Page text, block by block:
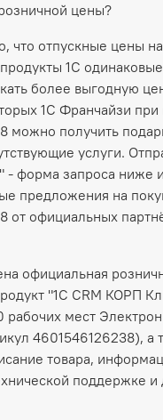
цены?
что отпускные цены на
1С одинаковые
более выгодную
1С Франчайзи при
можно получить
услуги.
- форма запроса ниже
предложения на
от официальных
официальная
"1С CRM КОРП
рабочих мест
4601546126238), а
товара,
поддержке и